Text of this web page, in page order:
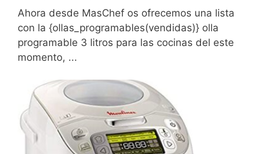
Ahora desde MasChef os ofrecemos una lista
con la {ollas_programables(vendidas)} olla
programable 3 litros para las cocinas del este
momento, ...